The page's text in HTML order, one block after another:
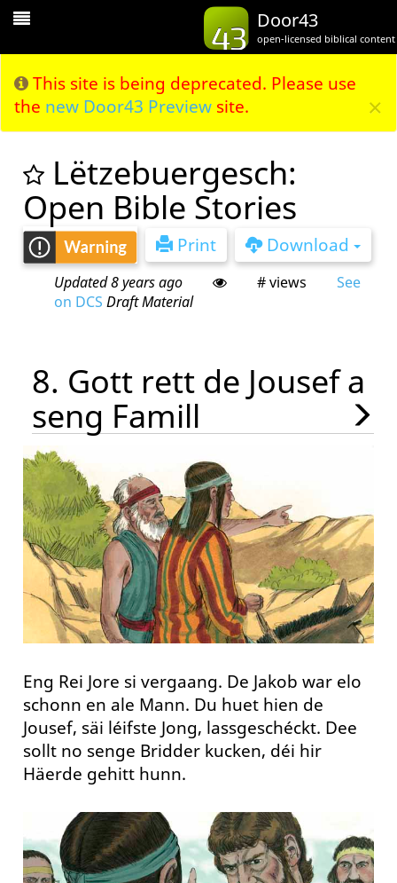
This site is being deprecated. Please use
the new Door43 Preview site. ×
Door43
open-licensed biblical content
Toggle
Lëtzebuergesch:
Open Bible Stories
Print Download
Updated 8 years ago # views
See
on DCS Draft Material
8. Gott rett de Jousef a
seng Famill
Eng Rei Jore si vergaang. De Jakob war elo
schonn en ale Mann. Du huet hien de
Jousef, säi léifste Jong, lassgeschéckt. Dee
sollt no senge Bridder kucken, déi hir
Häerde gehitt hunn.